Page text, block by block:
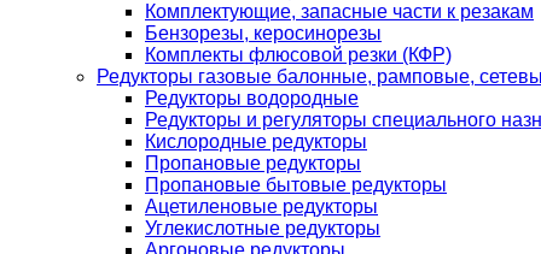
Комплектующие, запасные части к резакам
Бензорезы, керосинорезы
Комплекты флюсовой резки (КФР)
Редукторы газовые балонные, рамповые,
Редукторы водородные
Редукторы и регуляторы специального
Кислородные редукторы
Пропановые редукторы
Пропановые бытовые редукторы
Ацетиленовые редукторы
Углекислотные редукторы
Аргоновые редукторы